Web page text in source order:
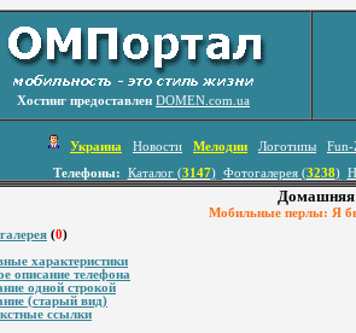
Хостинг предоставлен DOMEN.com.ua
Украина Новости Мелодии Логотипы
Fun-
Телефоны:
Каталог (3147) Фотогалерея (3238)
Домашняя
Мобильные перлы: Я бы
(0)
характеристики
описание телефона
одной строкой
(старый вид)
ссылки